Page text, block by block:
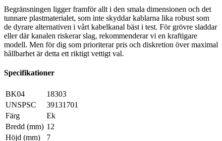
Begränsningen ligger framför allt i den smala dimensionen och det
tunnare plastmaterialet, som inte skyddar kablarna lika robust som
de dyrare alternativen i vårt kabelkanal bäst i test. För grövre sladdar
eller där kanalen riskerar slag, rekommenderar vi en kraftigare
modell. Men för dig som prioriterar pris och diskretion över maximal
hållbarhet är detta ett riktigt vettigt val.
Specifikationer
BK04
18303
UNSPSC
39131701
Färg
Ek
Bredd (mm) 12
Höjd (mm)
7